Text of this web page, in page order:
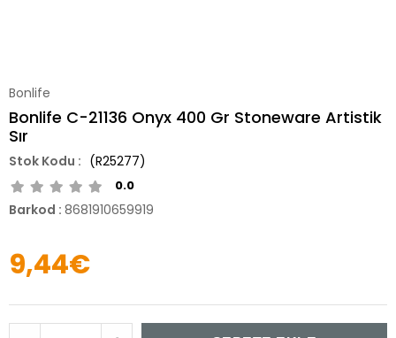
Bonlife
Bonlife C-21136 Onyx 400 Gr Stoneware Artistik
Sır
(R25277)
0.0
Barkod : 8681910659919
9,44€